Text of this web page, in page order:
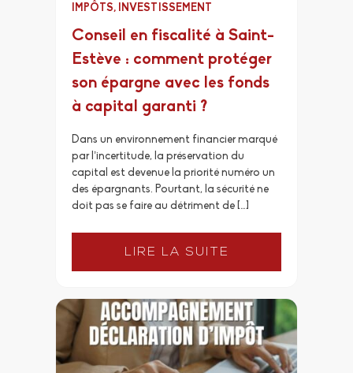
IMPÔTS, INVESTISSEMENT
Conseil en fiscalité à Saint-
Estève : comment protéger
son épargne avec les fonds
à capital garanti ?
Dans un environnement financier marqué
par l’incertitude, la préservation du
capital est devenue la priorité numéro un
des épargnants. Pourtant, la sécurité ne
doit pas se faire au détriment de […]
LIRE LA SUITE